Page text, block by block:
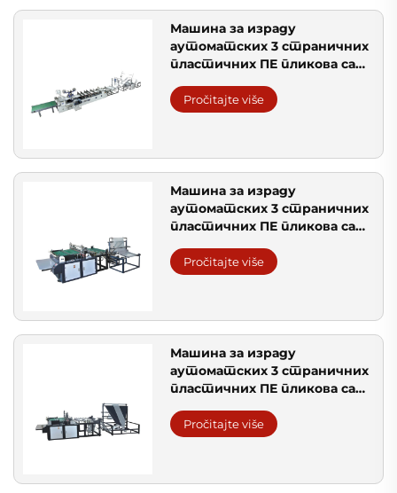
Машина за израду
аутоматских 3 страничних
пластичних ПЕ пликова са
Pročitajte više
Машина за израду
аутоматских 3 страничних
пластичних ПЕ пликова са
Pročitajte više
Машина за израду
аутоматских 3 страничних
пластичних ПЕ пликова са
Pročitajte više